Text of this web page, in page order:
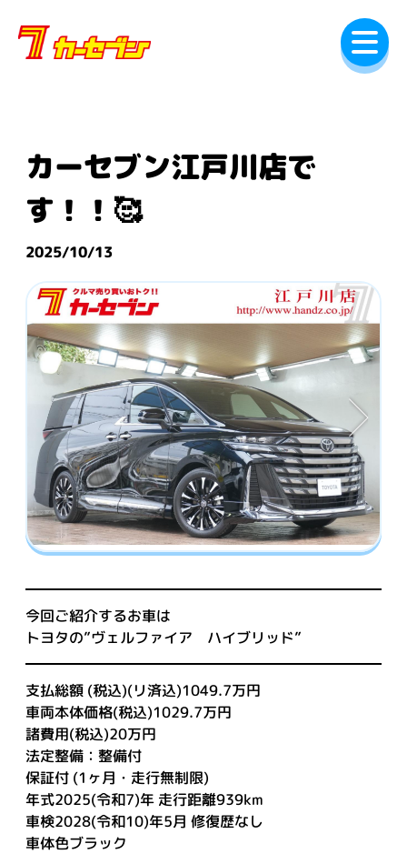
容
カーセブン江戸川店で
す！！🥰
2025/10/13
今回ご紹介するお車は
トヨタの”ヴェルファイア ハイブリッド”
支払総額 (税込)(リ済込)1049.7万円
車両本体価格(税込)1029.7万円
諸費用(税込)20万円
法定整備：整備付
保証付 (1ヶ月・走行無制限)
年式2025(令和7)年 走行距離939km
車検2028(令和10)年5月 修復歴なし
車体色ブラック